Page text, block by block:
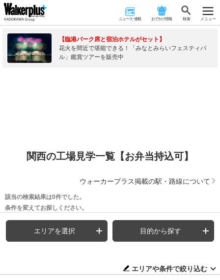
ニュース･連載 おでかけ情報 検 索 メニュー
【臨港パーク席と宿泊ホテルがセット】
花火を間近で堪能できる！「みなとみらいフェスティバ
ル」鑑賞ツアーを販売中
関西の工場見学一覧【お弁当持込可】
ウォーカープラス掲載の駅・路線について
該当の検索結果は0件でした。
条件を変えてお探しください。
エリアを選択 目的から探す
エリアや条件で絞り込む